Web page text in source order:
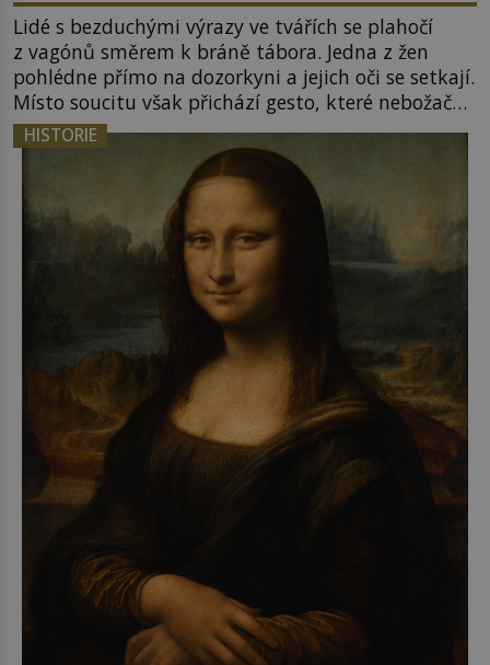
Lidé s bezduchými výrazy ve tvářích se plahočí
z vagónů směrem k bráně tábora. Jedna z žen
pohlédne přímo na dozorkyni a jejich oči se setkají.
Místo soucitu však přichází gesto, které nebožačku
posílá rovnou do plynové komory. Jména jako
Rudolf Höss (1901–1947), Josef Mengele (1911–
1979) či Heinrich Himmler (1900–1945) zná každý,
o koho se historie jen otřela. Jenže […]
HISTORIE